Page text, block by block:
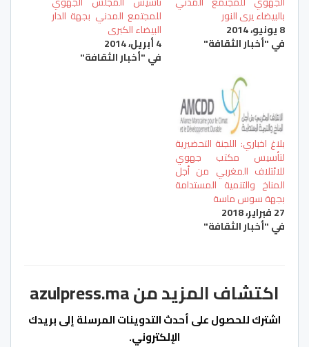
بالبيضاء يرى النور
8 يونيو، 2014
في "أخبار الثقافة"
للمجتمع المدني بجهة الدار
البيضاء الكبرى
4 أبريل، 2014
في "أخبار الثقافة"
بلاغ اخباري: اللجنة التحضيرية
لتأسيس مكتب جهوي
للائتلاف المغربي من أجل
المناخ والتنمية المستدامة
بجهة سوس ماسة
27 فبراير، 2018
في "أخبار الثقافة"
اكتشاف المزيد من azulpress.ma
اشترك للحصول على أحدث التدوينات المرسلة إلى بريدك
الإلكتروني.